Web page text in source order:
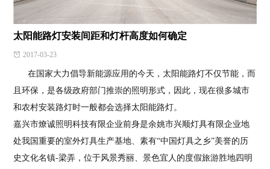
太阳能路灯安装间距和灯杆高度如何确定
2017-03-23
在国家大力倡导新能源应用的今天，太阳能路灯不仅节能，而
且环保，是各级政府部门推崇的照明形式，因此，现在很多城市
和农村安装路灯时一般都会选择太阳能路灯。
嘉兴市燎诚照明科技有限企业前身是余姚市兴顺灯具有限企业地
处我国重要的室外灯具生产基地、素有“中国灯具之乡”美誉的历
史文化名镇-梁弄，位于风景秀丽、景色宜人的度假旅游胜地四明